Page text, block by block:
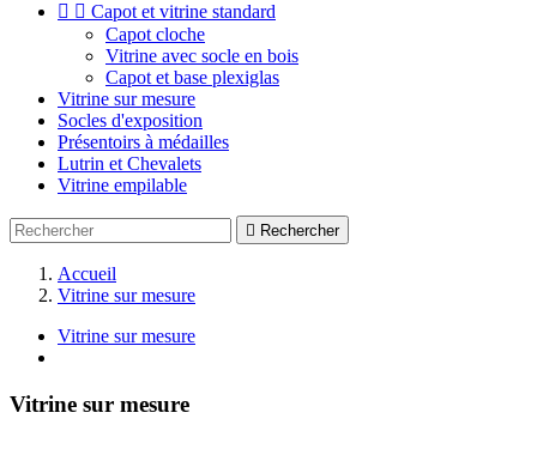
  Capot et vitrine standard
Capot cloche
Vitrine avec socle en bois
Capot et base plexiglas
Vitrine sur mesure
Socles d'exposition
Présentoirs à médailles
Lutrin et Chevalets
Vitrine empilable
 Rechercher
Accueil
Vitrine sur mesure
Vitrine sur mesure
Vitrine sur mesure